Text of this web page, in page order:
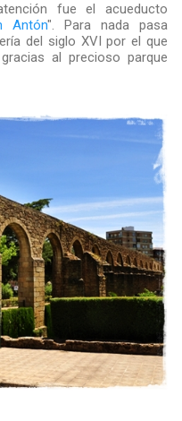
fue el acueducto
Antón". Para nada pasa
del siglo XVI por el que
al precioso parque